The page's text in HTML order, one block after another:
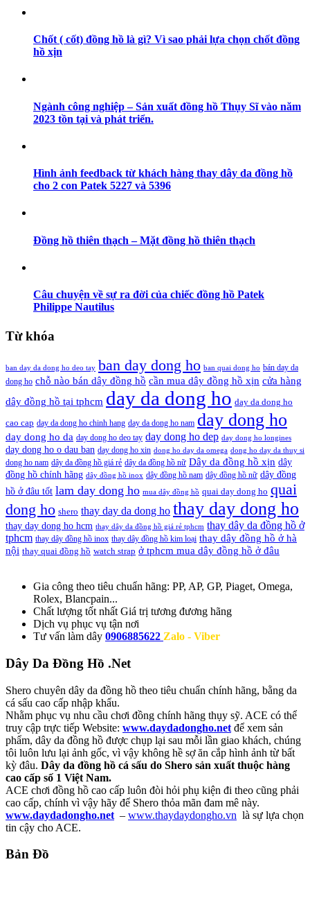
Chốt ( cốt) đồng hồ là gì? Vì sao phải lựa chọn chốt đồng
hồ xịn
Ngành công nghiệp – Sản xuất đồng hồ Thụy Sĩ vào năm
2023 tồn tại và phát triển.
Hình ảnh feedback từ khách hàng thay dây da đồng hồ
cho 2 con Patek 5227 và 5396
Đồng hồ thiên thạch – Mặt đồng hồ thiên thạch
Câu chuyện về sự ra đời của chiếc đồng hồ Patek
Philippe Nautilus
Từ khóa
ban day da dong ho deo tay ban day dong ho ban quai dong ho bán day da
dong ho chỗ nào bán dây đồng hồ cần mua dây đồng hồ xịn cửa hàng
dây đồng hồ tại tphcm day da dong ho day da dong ho
cao cap day da dong ho chinh hang day da dong ho nam day dong ho
day dong ho da day dong ho deo tay day dong ho dep day dong ho longines
day dong ho o dau ban day dong ho xin dong ho day da omega dong ho day da thuy si
dong ho nam dây da đồng hồ giá rẻ dây da đồng hồ nữ Dây da đồng hồ xịn dây
đồng hồ chính hãng dây đồng hồ inox dây đồng hồ nam dây đồng hồ nữ dây đồng
hồ ở đâu tốt lam day dong ho mua dây đồng hồ quai day dong ho quai
dong ho shero thay day da dong ho thay day dong ho
thay day dong ho hcm thay dây da đồng hồ giá rẻ tphcm thay dây da đồng hồ ở
tphcm thay dây đồng hồ inox thay dây đồng hồ kim loại thay dây đồng hồ ở hà
nội thay quai đồng hồ watch strap ở tphcm mua dây đồng hồ ở đâu
Gia công theo tiêu chuẩn hãng: PP, AP, GP, Piaget, Omega,
Rolex, Blancpain...
Chất lượng tốt nhất Giá trị tương đương hãng
Dịch vụ phục vụ tận nơi
Tư vấn làm dây 0906885622 Zalo - Viber
Dây Da Đồng Hồ .Net
Shero chuyên dây da đồng hồ theo tiêu chuẩn chính hãng, bằng da
cá sấu cao cấp nhập khẩu.
Nhằm phục vụ nhu cầu chơi đồng chính hãng thụy sỹ. ACE có thể
truy cập trực tiếp Website: www.daydadongho.net để xem sản
phẩm, dây da đồng hồ được chụp lại sau mỗi lần giao khách, chúng
tôi luôn lưu lại ảnh gốc, vì vậy không hề sợ ăn cắp hình ảnh từ bất
kỳ đâu. Dây da đồng hồ cá sấu do Shero sản xuất thuộc hàng
cao cấp số 1 Việt Nam.
ACE chơi đồng hồ cao cấp luôn đòi hỏi phụ kiện đi theo cũng phải
cao cấp, chính vì vậy hãy để Shero thỏa mãn đam mê này.
www.daydadongho.net – www.thaydaydongho.vn là sự lựa chọn
tin cậy cho ACE.
Bản Đồ